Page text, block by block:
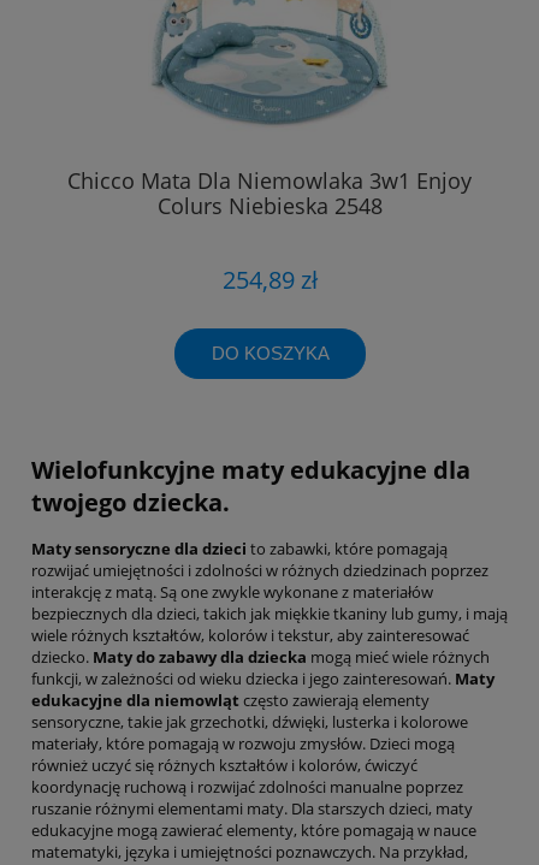
Chicco Mata Dla Niemowlaka 3w1 Enjoy
Colurs Niebieska 2548
254,89 zł
DO KOSZYKA
Wielofunkcyjne maty edukacyjne dla
twojego dziecka.
Maty sensoryczne dla dzieci to zabawki, które pomagają
rozwijać umiejętności i zdolności w różnych dziedzinach poprzez
interakcję z matą. Są one zwykle wykonane z materiałów
bezpiecznych dla dzieci, takich jak miękkie tkaniny lub gumy, i mają
wiele różnych kształtów, kolorów i tekstur, aby zainteresować
dziecko. Maty do zabawy dla dziecka mogą mieć wiele różnych
funkcji, w zależności od wieku dziecka i jego zainteresowań. Maty
edukacyjne dla niemowląt często zawierają elementy
sensoryczne, takie jak grzechotki, dźwięki, lusterka i kolorowe
materiały, które pomagają w rozwoju zmysłów. Dzieci mogą
również uczyć się różnych kształtów i kolorów, ćwiczyć
koordynację ruchową i rozwijać zdolności manualne poprzez
ruszanie różnymi elementami maty. Dla starszych dzieci, maty
edukacyjne mogą zawierać elementy, które pomagają w nauce
matematyki, języka i umiejętności poznawczych. Na przykład,